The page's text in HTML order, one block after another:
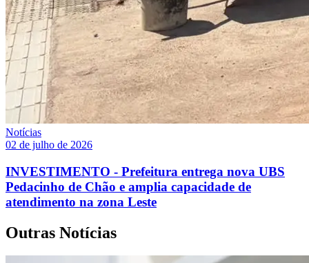
Notícias
02 de julho de 2026
INVESTIMENTO - Prefeitura entrega nova UBS
Pedacinho de Chão e amplia capacidade de
atendimento na zona Leste
Outras Notícias